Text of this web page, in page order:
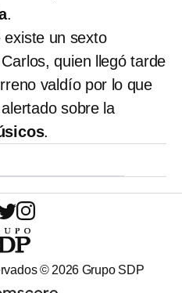
.
existe un sexto
quien llegó tarde
valdío por lo que
sobre la
.
©2026 Grupo SDP